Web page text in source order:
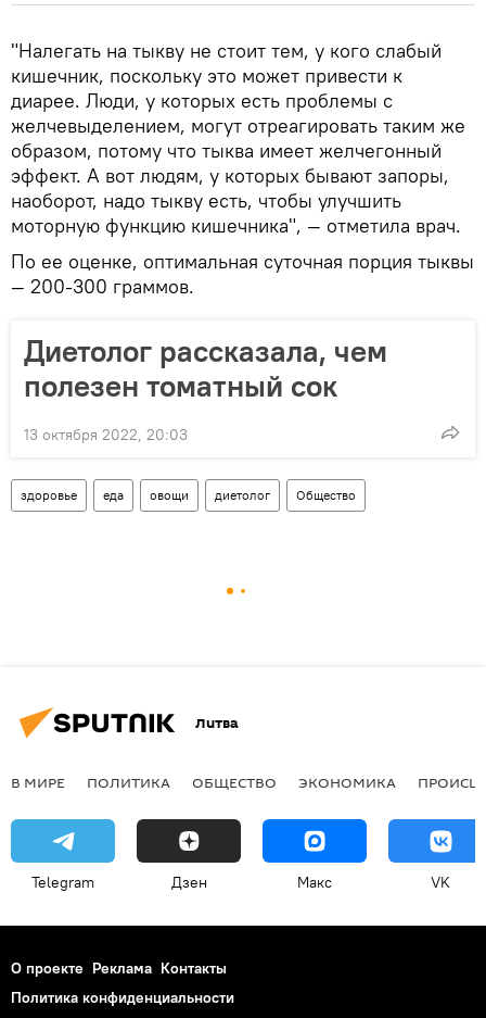
"Налегать на тыкву не стоит тем, у кого слабый
кишечник, поскольку это может привести к
диарее. Люди, у которых есть проблемы с
желчевыделением, могут отреагировать таким же
образом, потому что тыква имеет желчегонный
эффект. А вот людям, у которых бывают запоры,
наоборот, надо тыкву есть, чтобы улучшить
моторную функцию кишечника", — отметила врач.
По ее оценке, оптимальная суточная порция тыквы
— 200-300 граммов.
Диетолог рассказала, чем
полезен томатный сок
13 октября 2022, 20:03
здоровье еда овощи диетолог Общество
Литва
В МИРЕ ПОЛИТИКА ОБЩЕСТВО ЭКОНОМИКА
Telegram Дзен Макс VK
О проекте Реклама Контакты
Политика конфиденциальности